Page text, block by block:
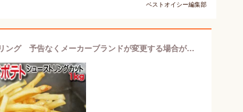
ベストオイシー編集部
フレンチフライドポテト1kg冷凍 シューストリング 予告なくメーカーブランドが変更する場合がございます【業務用】【フライドポテト】【ポテト】【おやつパーティーに】